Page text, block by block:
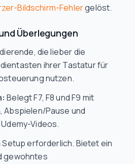
Bildschirm-Fehlergelöst.
Überlegungen
die lieber die
ihrer Tastatur für
nutzen.
Belegt F7, F8 und F9 mit
Abspielen/Pause und
Videos.
Setup erforderlich. Bietet ein
gewohntes